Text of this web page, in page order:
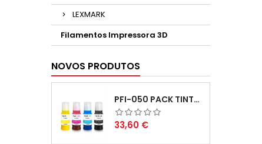
LEXMARK
Filamentos Impressora 3D
NOVOS PRODUTOS
PFI-050 PACK TINTAS COMPATIVEIS
Preço
33,60 €